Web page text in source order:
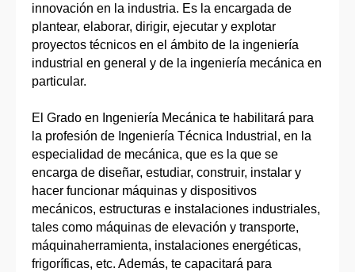
innovación en la industria. Es la encargada de
plantear, elaborar, dirigir, ejecutar y explotar
proyectos técnicos en el ámbito de la ingeniería
industrial en general y de la ingeniería mecánica en
particular.
El Grado en Ingeniería Mecánica te habilitará para
la profesión de Ingeniería Técnica Industrial, en la
especialidad de mecánica, que es la que se
encarga de diseñar, estudiar, construir, instalar y
hacer funcionar máquinas y dispositivos
mecánicos, estructuras e instalaciones industriales,
tales como máquinas de elevación y transporte,
máquinaherramienta, instalaciones energéticas,
frigoríficas, etc. Además, te capacitará para